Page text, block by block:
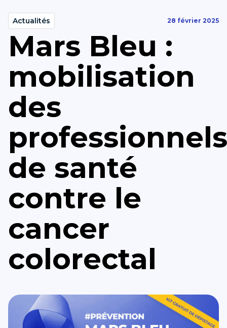
Actualités 28 février 2025
Mars Bleu :
mobilisation
des
professionnels
de santé
contre le
cancer
colorectal